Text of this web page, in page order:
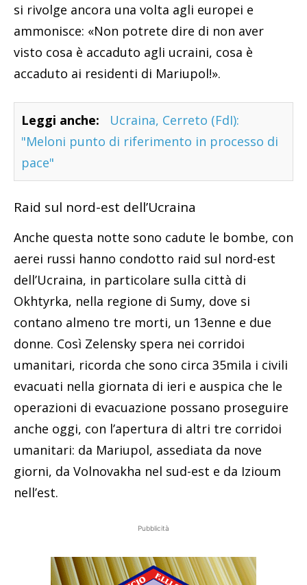
si rivolge ancora una volta agli europei e
ammonisce: «Non potrete dire di non aver
visto cosa è accaduto agli ucraini, cosa è
accaduto ai residenti di Mariupol!».
Leggi anche:
Ucraina, Cerreto (FdI):
"Meloni punto di riferimento in processo di
pace"
Raid sul nord-est dell’Ucraina
Anche questa notte sono cadute le bombe, con
aerei russi hanno condotto raid sul nord-est
dell’Ucraina, in particolare sulla città di
Okhtyrka, nella regione di Sumy, dove si
contano almeno tre morti, un 13enne e due
donne. Così Zelensky spera nei corridoi
umanitari, ricorda che sono circa 35mila i civili
evacuati nella giornata di ieri e auspica che le
operazioni di evacuazione possano proseguire
anche oggi, con l’apertura di altri tre corridoi
umanitari: da Mariupol, assediata da nove
giorni, da Volnovakha nel sud-est e da Izioum
nell’est.
Pubblicità